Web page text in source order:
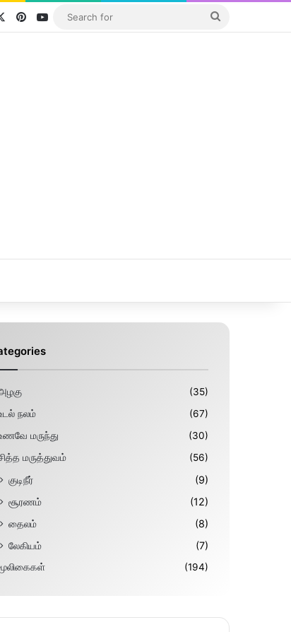
PinterestYouTube
(35)
நலம்
(67)
மருந்து
(30)
மருத்துவம்
(56)
குடிநீர்
(9)
சூரணம்
(12)
தைலம்
(8)
லேகியம்
(7)
(194)